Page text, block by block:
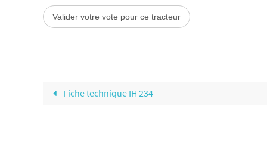
Fiche technique IH 234